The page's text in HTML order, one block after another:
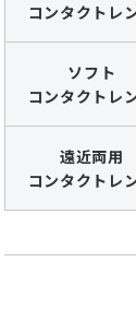
コンタクトレ
ソフト
コンタクトレ
遠近両用
コンタクトレ